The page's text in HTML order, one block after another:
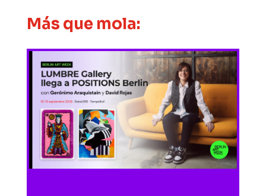
Más que mola: